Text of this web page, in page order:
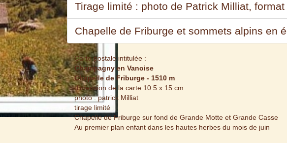
Tirage limité : photo de Patrick Milliat,
Chapelle de Friburge et sommets alpins en
Carte postale intitulée :
Champagny en Vanoise
Chapelle de Friburge - 1510 m
dimension de la carte 10.5 x 15 cm
photo : patrick Milliat
tirage limité
Chapelle de Friburge sur fond de Grande Motte et Grande Casse
Au premier plan enfant dans les hautes herbes du mois de juin